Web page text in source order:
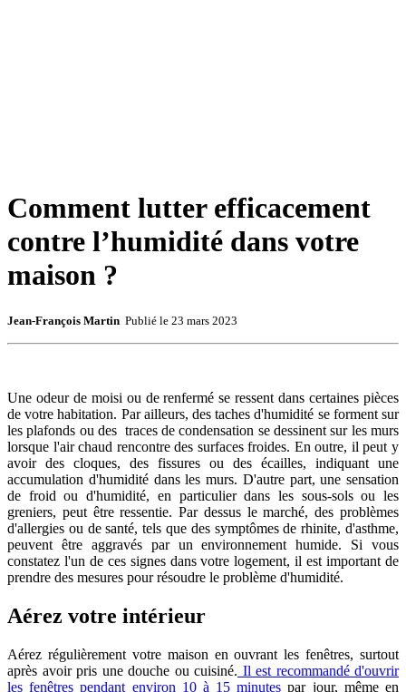
Comment lutter efficacement
contre l’humidité dans votre
maison ?
Jean-François Martin Publié le 23 mars 2023
Une odeur de moisi ou de renfermé se ressent dans certaines pièces
de votre habitation. Par ailleurs, des taches d'humidité se forment sur
les plafonds ou des traces de condensation se dessinent sur les murs
lorsque l'air chaud rencontre des surfaces froides. En outre, il peut y
avoir des cloques, des fissures ou des écailles, indiquant une
accumulation d'humidité dans les murs. D'autre part, une sensation
de froid ou d'humidité, en particulier dans les sous-sols ou les
greniers, peut être ressentie. Par dessus le marché, des problèmes
d'allergies ou de santé, tels que des symptômes de rhinite, d'asthme,
peuvent être aggravés par un environnement humide. Si vous
constatez l'un de ces signes dans votre logement, il est important de
prendre des mesures pour résoudre le problème d'humidité.
Aérez votre intérieur
Aérez régulièrement votre maison en ouvrant les fenêtres, surtout
après avoir pris une douche ou cuisiné. Il est recommandé d'ouvrir
les fenêtres pendant environ 10 à 15 minutes par jour, même en